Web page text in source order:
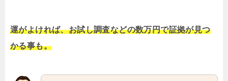
運がよければ、お試し調査などの数万円で証拠が見つ
かる事も。